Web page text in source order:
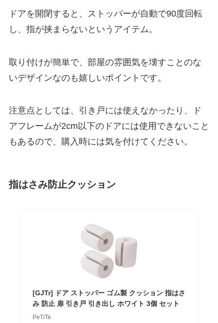
ドアを開閉すると、ストッパーが自動で90度回転
し、指が挟まらないというアイテム。
取り付けが簡単で、部屋の雰囲気を壊すことのな
いデザインなのも嬉しいポイントです。
注意点としては、引き戸には使えなかったり、ド
アフレームが2cm以下のドアには使用できないこと
もあるので、購入時には気を付けてください。
指はさみ防止クッション
[GJTr] ドア ストッパー ゴム製 クッション 指はさ
み 防止 扉 引き戸 引き出し ホワイト 3個 セット
PeTiTe